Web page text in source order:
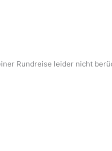
Rundreise leider nicht